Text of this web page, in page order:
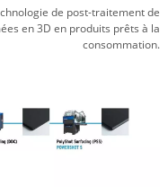
de post-traitement de
en 3D en produits prêts à la
consommation.